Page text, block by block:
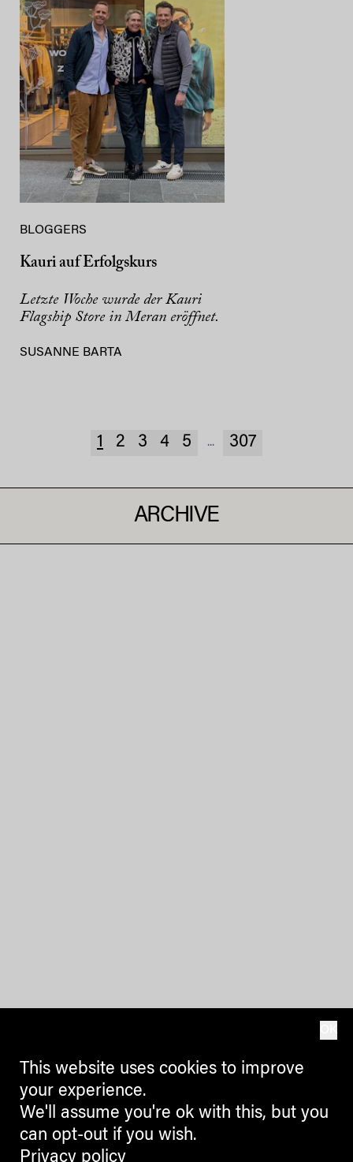
BLOGGERS
Kauri auf Erfolgskurs
Letzte Woche wurde der Kauri
Flagship Store in Meran eröffnet.
SUSANNE BARTA
1 2 3 4 5 ... 307
ARCHIVE
This website uses cookies to improve
your experience.
We'll assume you're ok with this, but you
can opt-out if you wish.
Privacy policy